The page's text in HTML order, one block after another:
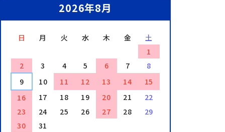
2026年8月
日 月 火 水 木 金
土
1
2
3 4 5 6 7
8
9
10 11 12 13 14
15
16
17 18 19 20 21
22
23
24 25 26 27 28
29
30
31